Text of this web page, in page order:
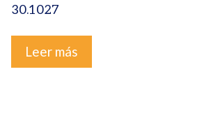
30.1027
Leer más